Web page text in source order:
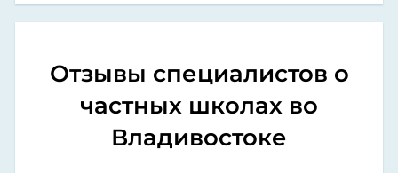
Отзывы специалистов о
частных школах во
Владивостоке